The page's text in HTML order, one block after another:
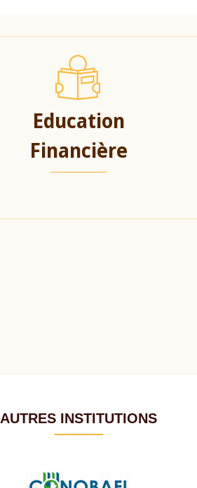
Education
Financière
AUTRES INSTITUTIONS